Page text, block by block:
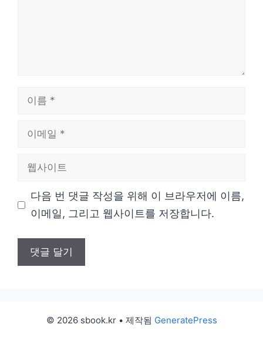
다음 번 댓글 작성을 위해 이 브라우저에 이름,
이메일, 그리고 웹사이트를 저장합니다.
© 2026 sbook.kr• 제작됨 GeneratePress